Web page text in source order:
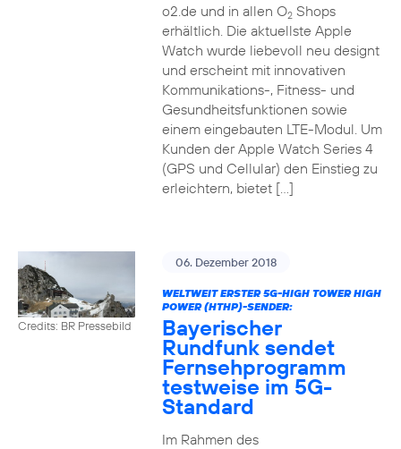
o2.de und in allen O2Shops
erhältlich. Die aktuellste Apple
Watch wurde liebevoll neu designt
und erscheint mit innovativen
Kommunikations-, Fitness- und
Gesundheitsfunktionen sowie
einem eingebauten LTE-Modul. Um
Kunden der Apple Watch Series 4
(GPS und Cellular) den Einstieg zu
erleichtern, bietet […]
Credits: BR Pressebild
06. Dezember 2018
WELTWEIT ERSTER 5G-HIGH TOWER HIGH
POWER (HTHP)-SENDER:
Bayerischer
Rundfunk sendet
Fernsehprogramm
testweise im 5G-
Standard
Im Rahmen des